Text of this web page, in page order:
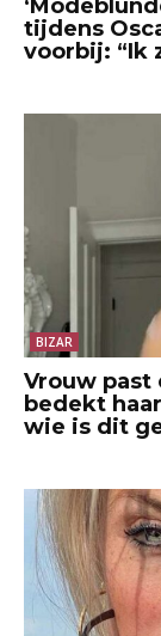
tijdens
voorbij: “Ik
BIZAR
Vrouw past
bedekt
wie is dit